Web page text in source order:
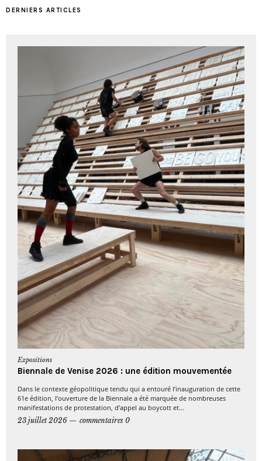
DERNIERS ARTICLES
Expositions
Biennale de Venise 2026 : une édition mouvementée
Dans le contexte géopolitique tendu qui a entouré l’inauguration de cette
61e édition, l’ouverture de la Biennale a été marquée de nombreuses
manifestations de protestation, d’appel au boycott et...
23 juillet 2026
commentaires 0